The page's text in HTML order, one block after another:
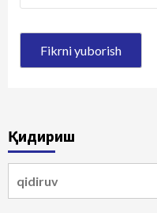
Қидириш